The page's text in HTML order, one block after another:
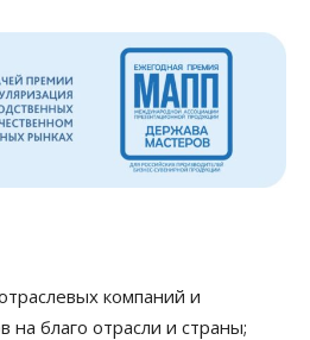
компаний и
на благо отрасли и страны;